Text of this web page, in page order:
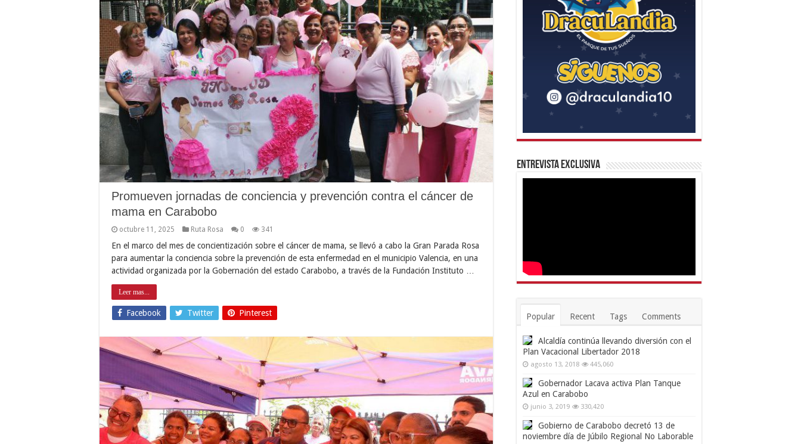
Promueven jornadas de conciencia y prevención contra el cáncer de
mama en Carabobo
octubre 11, 2025 Ruta Rosa 0 341
En el marco del mes de concientización sobre el cáncer de mama, se llevó a cabo la Gran Parada Rosa
para aumentar la conciencia sobre la prevención de esta enfermedad en el municipio Valencia, en una
actividad organizada por la Gobernación del estado Carabobo, a través de la Fundación Instituto …
Leer mas...
Facebook Twitter Pinterest
Entrevista Exclusiva
Popular Recent Tags Comments
Alcaldía continúa llevando diversión con el
Plan Vacacional Libertador 2018
agosto 13, 2018 445,060
Gobernador Lacava activa Plan Tanque
Azul en Carabobo
junio 3, 2019 330,420
Gobierno de Carabobo decretó 13 de
noviembre día de Júbilo Regional No Laborable